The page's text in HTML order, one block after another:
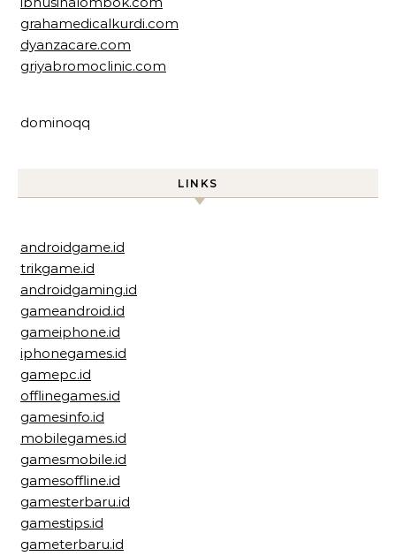
grahamedicalkurdi.com
dyanzacare.com
griyabromoclinic.com
dominoqq
LINKS
androidgame.id
trikgame.id
androidgaming.id
gameandroid.id
gameiphone.id
iphonegames.id
gamepc.id
offlinegames.id
gamesinfo.id
mobilegames.id
gamesmobile.id
gamesoffline.id
gamesterbaru.id
gamestips.id
gameterbaru.id